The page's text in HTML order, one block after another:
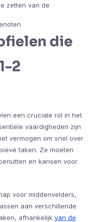
zetten van de
die
2
een cruciale rol in het
vaardigheden zijn
vermogen om snel over
taken. Ze moeten
en kansen voor
voor middenvelders,
aan verschillende
afhankelijk van de